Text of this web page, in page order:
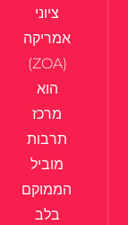
ציוני
אמריקה
(ZOA)
הוא
מרכז
תרבות
מוביל
הממוקם
בלב